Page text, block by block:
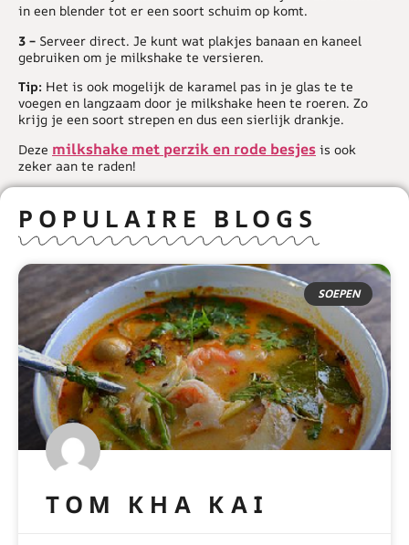
in een blender tot er een soort schuim op komt.
3 – Serveer direct. Je kunt wat plakjes banaan en kaneel
gebruiken om je milkshake te versieren.
Tip: Het is ook mogelijk de karamel pas in je glas te te
voegen en langzaam door je milkshake heen te roeren. Zo
krijg je een soort strepen en dus een sierlijk drankje.
Deze milkshake met perzik en rode besjes is ook
zeker aan te raden!
POPULAIRE BLOGS
SOEPEN
TOM KHA KAI